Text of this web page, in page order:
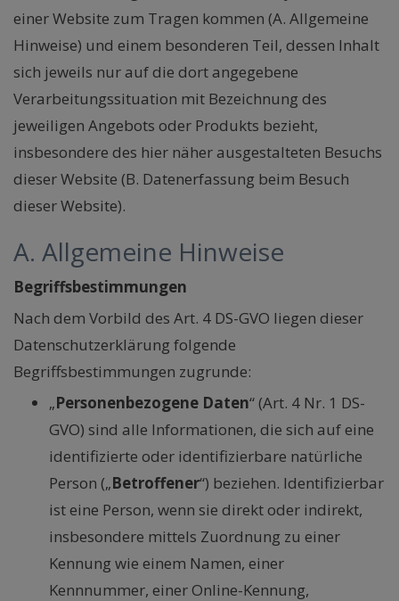
einer Website zum Tragen kommen (A. Allgemeine
Hinweise) und einem besonderen Teil, dessen Inhalt
sich jeweils nur auf die dort angegebene
Verarbeitungssituation mit Bezeichnung des
jeweiligen Angebots oder Produkts bezieht,
insbesondere des hier näher ausgestalteten Besuchs
dieser Website (B. Datenerfassung beim Besuch
dieser Website).
A. Allgemeine Hinweise
Begriffsbestimmungen
Nach dem Vorbild des Art. 4 DS-GVO liegen dieser
Datenschutzerklärung folgende
Begriffsbestimmungen zugrunde:
„Personenbezogene Daten“ (Art. 4 Nr. 1 DS-
GVO) sind alle Informationen, die sich auf eine
identifizierte oder identifizierbare natürliche
Person („Betroffener“) beziehen. Identifizierbar
ist eine Person, wenn sie direkt oder indirekt,
insbesondere mittels Zuordnung zu einer
Kennung wie einem Namen, einer
Kennnummer, einer Online-Kennung,